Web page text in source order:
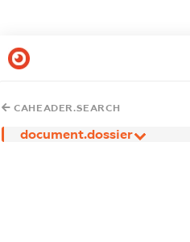
CAHEADER.SEARCH
document.dossier